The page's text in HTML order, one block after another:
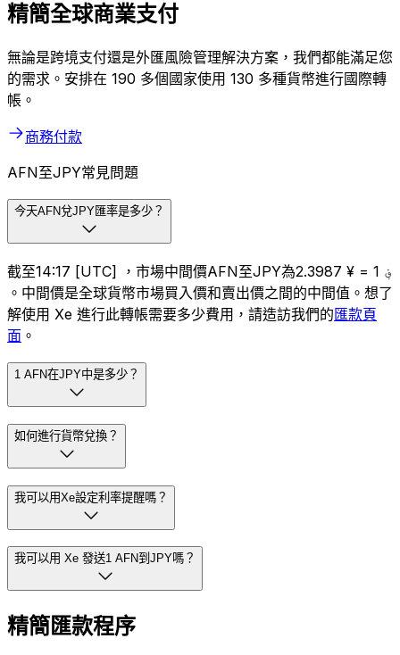
精簡全球商業支付
無論是跨境支付還是外匯風險管理解決方案，我們都能滿足您
的需求。安排在 190 多個國家使用 130 多種貨幣進行國際轉
帳。
商務付款
AFN至JPY常見問題
今天AFN兌JPY匯率是多少？
截至14:17 [UTC] ，市場中間價AFN至JPY為؋ 1 = ¥ 2.3987
。中間價是全球貨幣市場買入價和賣出價之間的中間值。想了
解使用 Xe 進行此轉帳需要多少費用，請造訪我們的匯款頁
面 。
1 AFN在JPY中是多少？
如何進行貨幣兌換？
我可以用Xe設定利率提醒嗎？
我可以用 Xe 發送1 AFN到JPY嗎？
精簡匯款程序